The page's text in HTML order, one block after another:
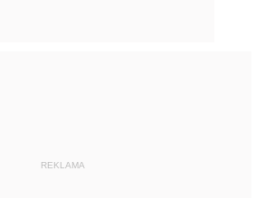
REKLAMA